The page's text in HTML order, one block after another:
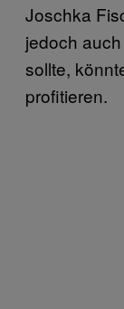
Joschka
jedoch
sollte,
profitieren.